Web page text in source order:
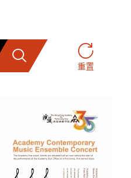
搜索
重置